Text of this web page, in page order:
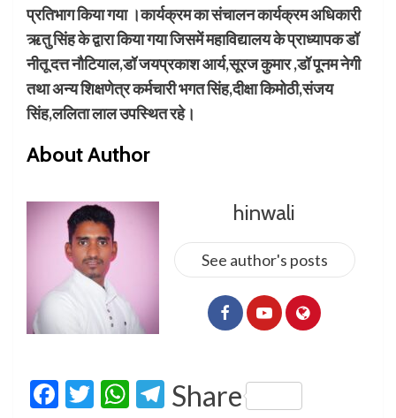
प्रतिभाग किया गया ।कार्यक्रम का संचालन कार्यक्रम अधिकारी
ऋतु सिंह के द्वारा किया गया जिसमें महाविद्यालय के प्राध्यापक डॉ
नीतू दत्त नौटियाल,डॉ जयप्रकाश आर्य,सूरज कुमार ,डॉ पूनम नेगी
तथा अन्य शिक्षणेत्र कर्मचारी भगत सिंह,दीक्षा किमोठी,संजय
सिंह,ललिता लाल उपस्थित रहे।
About Author
hinwali
See author's posts
Facebook
Twitter
WhatsApp
Telegram
Share